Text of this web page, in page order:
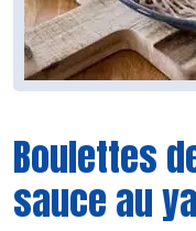
Boulettes
sauce au